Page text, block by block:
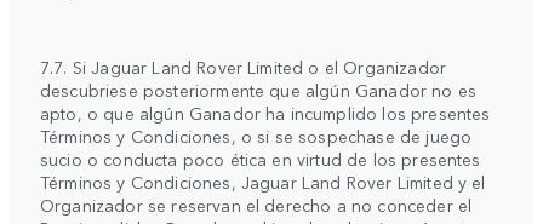
7.7. Si Jaguar Land Rover Limited o el Organizador
descubriese posteriormente que algún Ganador no es
apto, o que algún Ganador ha incumplido los presentes
Términos y Condiciones, o si se sospechase de juego
sucio o conducta poco ética en virtud de los presentes
Términos y Condiciones, Jaguar Land Rover Limited y el
Organizador se reservan el derecho a no conceder el